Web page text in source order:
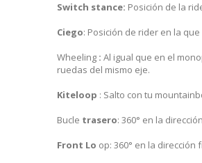
Switch stance: Posición de la
Ciego: Posición de rider en la
Wheeling : Al igual que en el
ruedas del mismo eje.
Kiteloop : Salto con tu
Bucle trasero: 360° en la
Front Lo op: 360° en la dirección